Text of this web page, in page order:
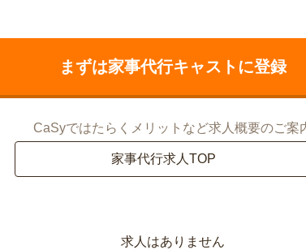
まずは家事代行キャストに登録
CaSyではたらくメリットなど求人概要のご案
家事代行求人TOP
求人はありません